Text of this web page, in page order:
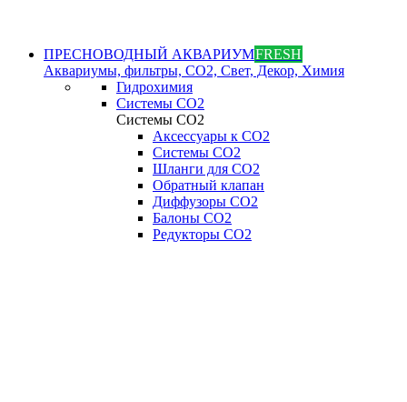
ПРЕСНОВОДНЫЙ АКВАРИУМFRESH
Аквариумы, фильтры, СО2, Свет, Декор, Химия
Гидрохимия
Системы СО2
Системы СО2
Аксессуары к СО2
Системы СО2
Шланги для CO2
Обратный клапан
Диффузоры СO2
Балоны CO2
Редукторы CO2